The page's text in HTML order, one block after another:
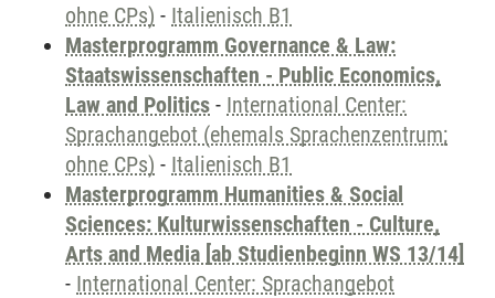
ohne CPs) - Italienisch B1
Masterprogramm Governance & Law:
Staatswissenschaften - Public Economics,
Law and Politics - International Center:
Sprachangebot (ehemals Sprachenzentrum;
ohne CPs) - Italienisch B1
Masterprogramm Humanities & Social
Sciences: Kulturwissenschaften - Culture,
Arts and Media [ab Studienbeginn WS 13/14]
- International Center: Sprachangebot